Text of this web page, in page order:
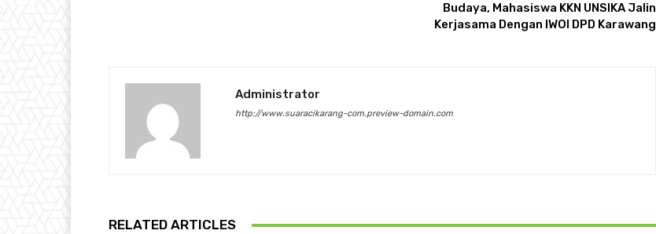
Budaya, Mahasiswa KKN UNSIKA Jalin
Kerjasama Dengan IWOI DPD Karawang
Administrator
http://www.suaracikarang-com.preview-domain.com
RELATED ARTICLES